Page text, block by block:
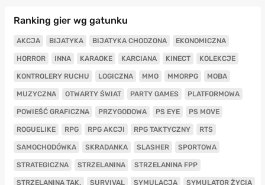
Ranking gier wg gatunku
AKCJA BIJATYKA BIJATYKA CHODZONA EKONOMICZNA
HORROR INNA KARAOKE KARCIANA KINECT KOLEKCJE
KONTROLERY RUCHU LOGICZNA MMO MMORPG MOBA
MUZYCZNA OTWARTY ŚWIAT PARTY GAMES PLATFORMOWA
POWIEŚĆ GRAFICZNA PRZYGODOWA PS EYE PS MOVE
ROGUELIKE RPG RPG AKCJI RPG TAKTYCZNY RTS
SAMOCHODÓWKA SKRADANKA SLASHER SPORTOWA
STRATEGICZNA STRZELANINA STRZELANINA FPP
STRZELANINA TAK. SURVIVAL SYMULACJA SYMULATOR ŻYCIA